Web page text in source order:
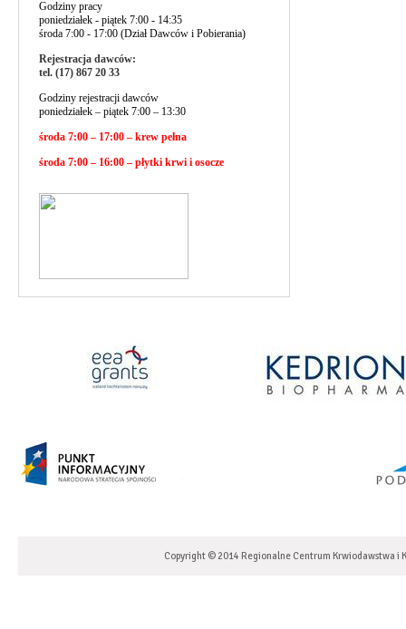
Godziny pracy
poniedziałek - piątek 7:00 - 14:35
środa 7:00 - 17:00 (Dział Dawców i Pobierania)
Rejestracja dawców:
tel. (17) 867 20 33
Godziny rejestracji dawców
poniedziałek – piątek 7:00 – 13:30
środa 7:00 – 17:00 – krew pełna
środa 7:00 – 16:00 – płytki krwi i osocze
Copyright © 2014 Regionalne Centrum Krwiodawstwa